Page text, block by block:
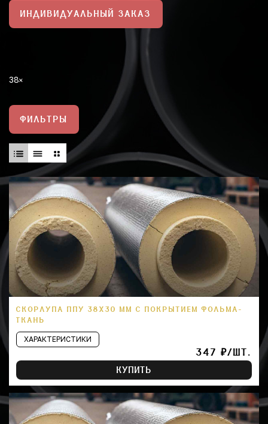
ИНДИВИДУАЛЬНЫЙ ЗАКАЗ
38
ФИЛЬТРЫ
СКОРЛУПА ППУ 38Х30 ММ С ПОКРЫТИЕМ ФОЛЬМА-
ТКАНЬ
ХАРАКТЕРИСТИКИ
347 ₽/ШТ.
КУПИТЬ